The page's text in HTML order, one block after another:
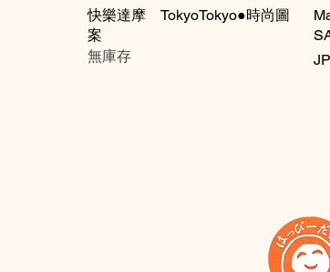
快速瀏覽
快樂達摩 TokyoTokyo●時尚圖
案
無庫存